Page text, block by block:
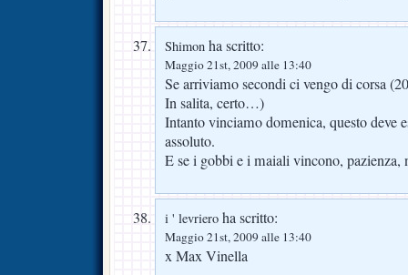
Shimon ha scritto:
Maggio 21st, 2009 alle 13:40
Se arriviamo secondi ci vengo di corsa
In salita, certo…)
Intanto vinciamo domenica, questo deve
assoluto.
E se i gobbi e i maiali vincono, pazienza,
i ' levriero ha scritto:
Maggio 21st, 2009 alle 13:40
x Max Vinella